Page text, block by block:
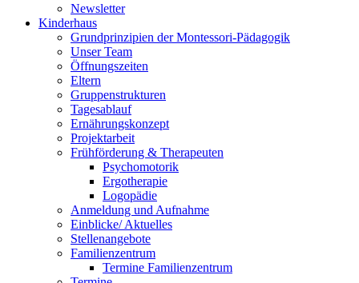
Newsletter
Kinderhaus
Grundprinzipien der Montessori-Pädagogik
Unser Team
Öffnungszeiten
Eltern
Gruppenstrukturen
Tagesablauf
Ernährungskonzept
Projektarbeit
Frühförderung & Therapeuten
Psychomotorik
Ergotherapie
Logopädie
Anmeldung und Aufnahme
Einblicke/ Aktuelles
Stellenangebote
Familienzentrum
Termine Familienzentrum